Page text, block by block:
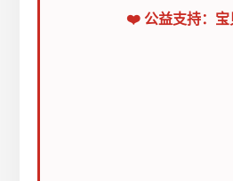
❤️ 公益支持：宝